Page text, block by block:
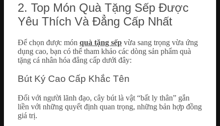
2. Top Món Quà Tặng Sếp Được
Yêu Thích Và Đẳng Cấp Nhất
Để chọn được món quà tặng sếp vừa sang trọng vừa ứng
dụng cao, bạn có thể tham khảo các dòng sản phẩm quà
tặng cá nhân hóa đẳng cấp dưới đây:
Bút Ký Cao Cấp Khắc Tên
Đối với người lãnh đạo, cây bút là vật “bất ly thân” gắn
liền với những quyết định quan trọng, những bản hợp đồng
giá trị.